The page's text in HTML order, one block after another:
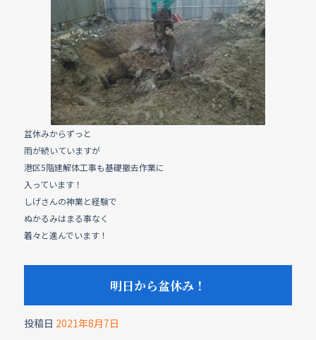
b
o
o
k
盆休みからずっと
雨が続いていますが
港区5階建解体工事も基礎撤去作業に
入っています！
しげさんの神業と経験で
ぬかるみはまる事なく
着々と進んでいます！
明日から盆休み！
投稿日 2021年8月7日